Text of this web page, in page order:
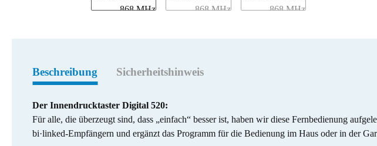
weitere Registerkarten anzeigen
Beschreibung Sicherheitshinweis
Der Innendrucktaster Digital 520:
Für alle, die überzeugt sind, dass „einfach“ besser ist, haben wir diese Fernbedienung
bi·linked-Empfängern und ergänzt das Programm für die Bedienung im Haus oder in der